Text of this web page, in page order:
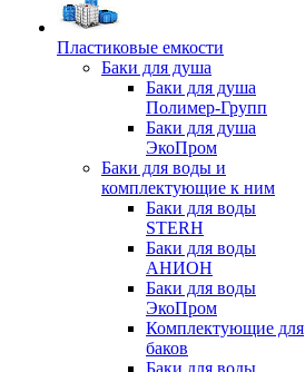
Пластиковые емкости
Баки для душа
Баки для душа
Полимер-Групп
Баки для душа
ЭкоПром
Баки для воды и
комплектующие к ним
Баки для воды
STERH
Баки для воды
АНИОН
Баки для воды
ЭкоПром
Комплектующие для
баков